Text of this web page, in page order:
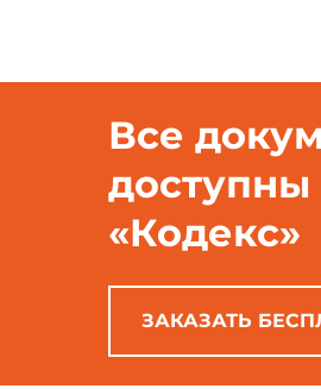
Все
доступны
«Кодекс»
ЗАКАЗАТЬ